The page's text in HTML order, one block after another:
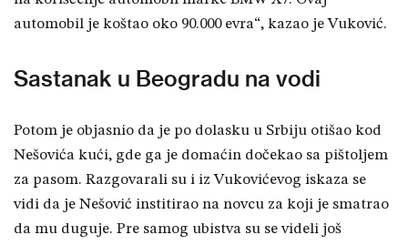
automobil je koštao oko 90.000 evra“, kazao je Vuković.
Sastanak u Beogradu na vodi
Potom je objasnio da je po dolasku u Srbiju otišao kod
Nešovića kući, gde ga je domaćin dočekao sa pištoljem
za pasom. Razgovarali su i iz Vukovićevog iskaza se
vidi da je Nešović institirao na novcu za koji je smatrao
da mu duguje. Pre samog ubistva su se videli još